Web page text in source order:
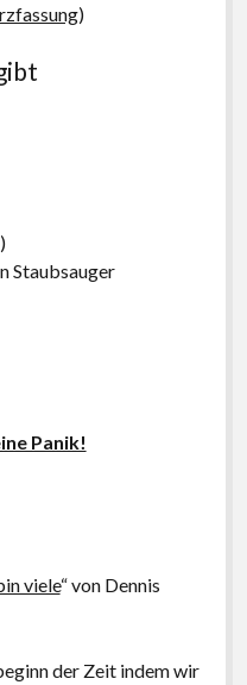
)
)
Staubsauger
Panik!
viele“ von Dennis
der Zeit indem wir